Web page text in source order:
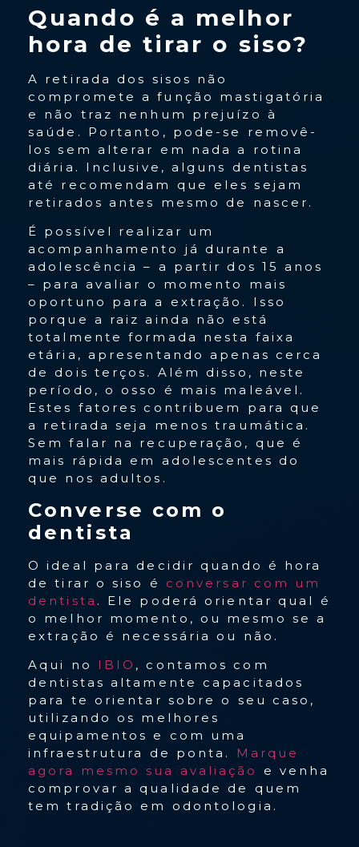
Quando é a melhor
hora de tirar o siso?
A retirada dos sisos não
compromete a função mastigatória
e não traz nenhum prejuízo à
saúde. Portanto, pode-se removê-
los sem alterar em nada a rotina
diária. Inclusive, alguns dentistas
até recomendam que eles sejam
retirados antes mesmo de nascer.
É possível realizar um
acompanhamento já durante a
adolescência – a partir dos 15 anos
– para avaliar o momento mais
oportuno para a extração. Isso
porque a raiz ainda não está
totalmente formada nesta faixa
etária, apresentando apenas cerca
de dois terços. Além disso, neste
período, o osso é mais maleável.
Estes fatores contribuem para que
a retirada seja menos traumática.
Sem falar na recuperação, que é
mais rápida em adolescentes do
que nos adultos.
Converse com o
dentista
O ideal para decidir quando é hora
de tirar o siso é conversar com um
dentista . Ele poderá orientar qual é
o melhor momento, ou mesmo se a
extração é necessária ou não.
Aqui no IBIO , contamos com
dentistas altamente capacitados
para te orientar sobre o seu caso,
utilizando os melhores
equipamentos e com uma
infraestrutura de ponta. Marque
agora mesmo sua avaliação e venha
comprovar a qualidade de quem
tem tradição em odontologia.